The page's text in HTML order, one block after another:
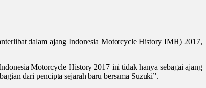
dalam ajang Indonesia Motorcycle History IMH) 2017,
Motorcycle History 2017 ini tidak hanya sebagai ajang
dari pencipta sejarah baru bersama Suzuki”.